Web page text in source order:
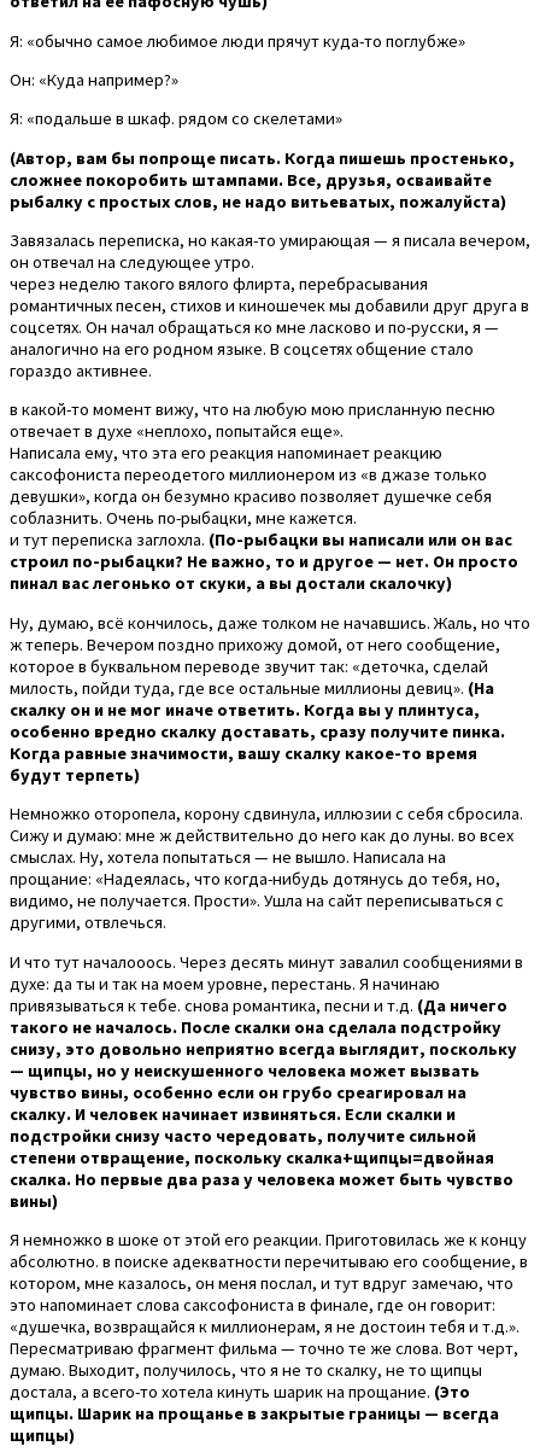
Я: «обычно самое любимое люди прячут куда-то поглубже»
Он: «Куда например?»
Я: «подальше в шкаф. рядом со скелетами»
(Автор, вам бы попроще писать. Когда пишешь простенько,
сложнее покоробить штампами. Все, друзья, осваивайте
рыбалку с простых слов, не надо витьеватых, пожалуйста)
Завязалась переписка, но какая-то умирающая — я писала вечером,
он отвечал на следующее утро.
через неделю такого вялого флирта, перебрасывания
романтичных песен, стихов и киношечек мы добавили друг друга в
соцсетях. Он начал обращаться ко мне ласково и по-русски, я —
аналогично на его родном языке. В соцсетях общение стало
гораздо активнее.
в какой-то момент вижу, что на любую мою присланную песню
отвечает в духе «неплохо, попытайся еще».
Написала ему, что эта его реакция напоминает реакцию
саксофониста переодетого миллионером из «в джазе только
девушки», когда он безумно красиво позволяет душечке себя
соблазнить. Очень по-рыбацки, мне кажется.
и тут переписка заглохла. (По-рыбацки вы написали или он вас
строил по-рыбацки? Не важно, то и другое — нет. Он просто
пинал вас легонько от скуки, а вы достали скалочку)
Ну, думаю, всё кончилось, даже толком не начавшись. Жаль, но что
ж теперь. Вечером поздно прихожу домой, от него сообщение,
которое в буквальном переводе звучит так: «деточка, сделай
милость, пойди туда, где все остальные миллионы девиц». (На
скалку он и не мог иначе ответить. Когда вы у плинтуса,
особенно вредно скалку доставать, сразу получите пинка.
Когда равные значимости, вашу скалку какое-то время
будут терпеть)
Немножко оторопела, корону сдвинула, иллюзии с себя сбросила.
Сижу и думаю: мне ж действительно до него как до луны. во всех
смыслах. Ну, хотела попытаться — не вышло. Написала на
прощание: «Надеялась, что когда-нибудь дотянусь до тебя, но,
видимо, не получается. Прости». Ушла на сайт переписываться с
другими, отвлечься.
И что тут началооось. Через десять минут завалил сообщениями в
духе: да ты и так на моем уровне, перестань. Я начинаю
привязываться к тебе. снова романтика, песни и т.д. (Да ничего
такого не началось. После скалки она сделала подстройку
снизу, это довольно неприятно всегда выглядит, поскольку
— щипцы, но у неискушенного человека может вызвать
чувство вины, особенно если он грубо среагировал на
скалку. И человек начинает извиняться. Если скалки и
подстройки снизу часто чередовать, получите сильной
степени отвращение, поскольку скалка+щипцы=двойная
скалка. Но первые два раза у человека может быть чувство
вины)
Я немножко в шоке от этой его реакции. Приготовилась же к концу
абсолютно. в поиске адекватности перечитываю его сообщение, в
котором, мне казалось, он меня послал, и тут вдруг замечаю, что
это напоминает слова саксофониста в финале, где он говорит:
«душечка, возвращайся к миллионерам, я не достоин тебя и т.д.».
Пересматриваю фрагмент фильма — точно те же слова. Вот черт,
думаю. Выходит, получилось, что я не то скалку, не то щипцы
достала, а всего-то хотела кинуть шарик на прощание. (Это
щипцы. Шарик на прощанье в закрытые границы — всегда
щипцы)